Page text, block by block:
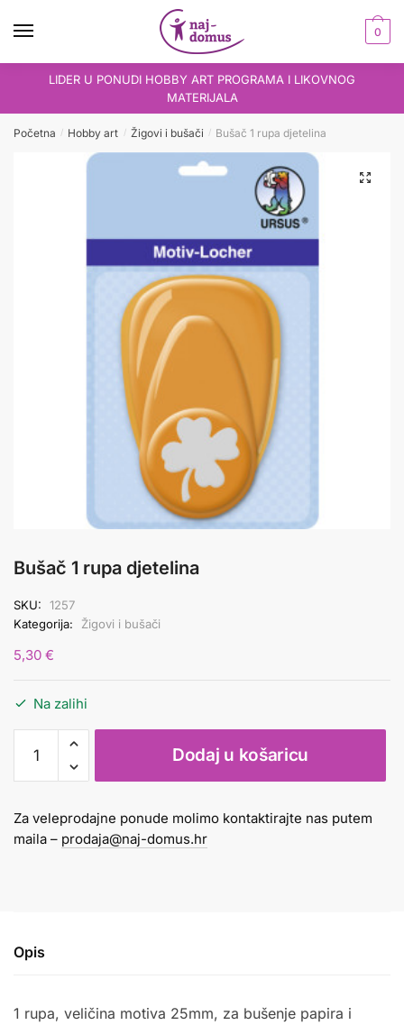
0
LIDER U PONUDI HOBBY ART PROGRAMA I LIKOVNOG
MATERIJALA
Početna / Hobby art / Žigovi i bušači / Bušač 1 rupa djetelina
Bušač 1 rupa djetelina
SKU:
1257
Kategorija:
Žigovi i bušači
5,30 €
Na zalihi
rupa
količina
Dodaj u košaricu
Za veleprodajne ponude molimo kontaktirajte nas putem
maila – prodaja@naj-domus.hr
Opis
1 rupa, veličina motiva 25mm, za bušenje papira i